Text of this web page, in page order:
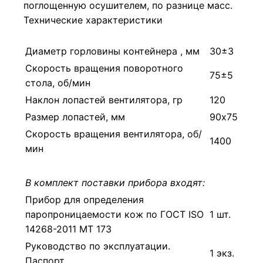
поглощенную осушителем, по разнице масс.
Технические характеристики
Диаметр горловины контейнера , мм
30±3
Скорость вращения поворотного
стола, об/мин
75±5
Наклон лопастей вентилятора, гр
120
Размер лопастей, мм
90х75
Скорость вращения вентилятора, об/
мин
1400
В комплект поставки прибора входят:
Прибор для определения
паропроницаемости кож по ГОСТ ISO
14268-2011 МТ 173
1 шт.
Руководство по эксплуатации.
Паспорт
1 экз.